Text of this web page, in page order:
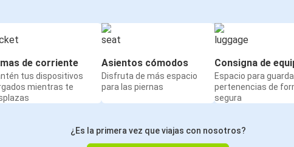
de corriente
tus dispositivos
mientras te
Asientos cómodos
Disfruta de más espacio
para las piernas
Consigna de
Espacio para
pertenencias de
segura
¿Es la primera vez que viajas con nosotros?